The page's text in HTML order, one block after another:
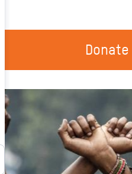
OUR
TRAVAILLER AVEC NOUS
DEVENIR BÉNÉVOLE
Donate